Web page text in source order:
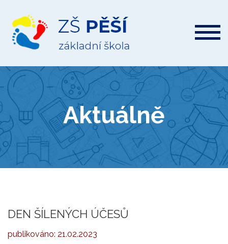
ZŠ
Pěší
Aktuálně
DEN ŠÍLENÝCH ÚČESŮ
publikováno: 21.02.2023